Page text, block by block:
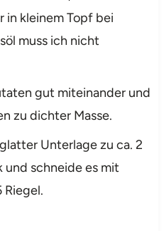
in kleinem Topf bei
muss ich nicht
gut miteinander und
zu dichter Masse.
Unterlage zu ca. 2
schneide es mit
Riegel.